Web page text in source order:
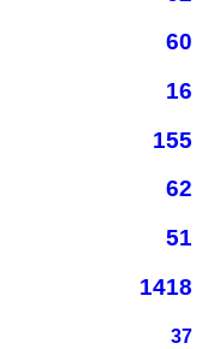
60
16
155
62
51
1418
37